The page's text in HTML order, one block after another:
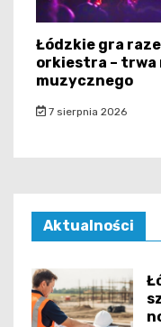
Łódzkie gra
orkiestra – trwa
muzycznego
7 sierpnia 2026
Aktualności